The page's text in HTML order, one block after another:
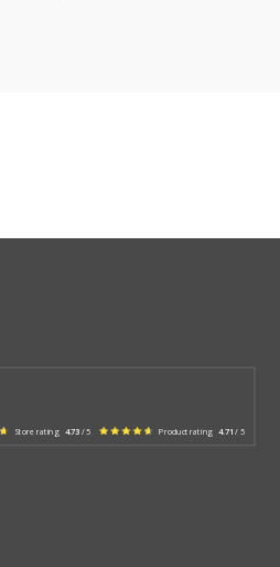
Store rating 4.73 / 5 Product rating 4.71 / 5